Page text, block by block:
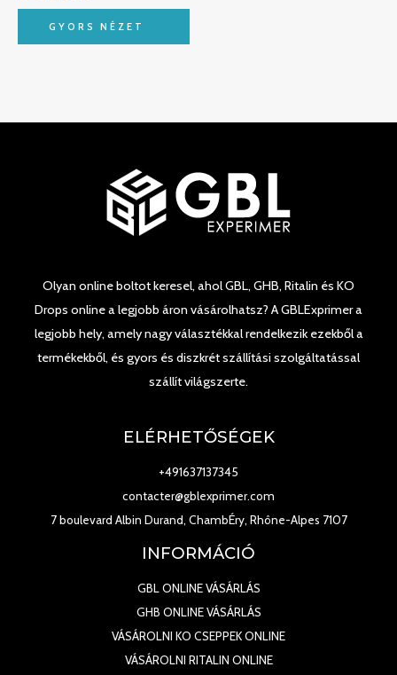
Értékelés:
5
GYORS NÉZET
Olyan online boltot keresel, ahol GBL, GHB, Ritalin és KO
Drops online a legjobb áron vásárolhatsz? A GBLExprimer a
legjobb hely, amely nagy választékkal rendelkezik ezekből a
termékekből, és gyors és diszkrét szállítási szolgáltatással
szállít világszerte.
ELÉRHETŐSÉGEK
+491637137345
contacter@gblexprimer.com
7 boulevard Albin Durand, ChambÉry, Rhône-Alpes 7107
INFORMÁCIÓ
GBL ONLINE VÁSÁRLÁS
GHB ONLINE VÁSÁRLÁS
VÁSÁROLNI KO CSEPPEK ONLINE
VÁSÁROLNI RITALIN ONLINE